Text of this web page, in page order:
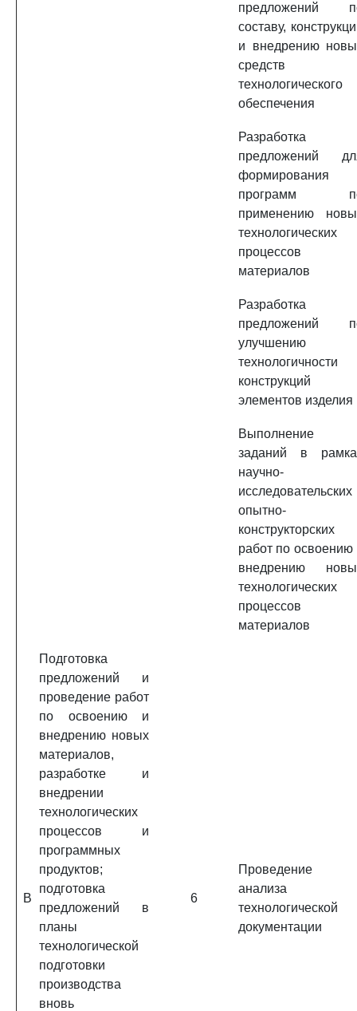
предложений
составу,
и внедрению
средств
технологического
обеспечения
Разработка
предложений
формирования
программ
применению
технологических
процессов
материалов
Разработка
предложений
улучшению
технологичности
конструкций
элементов изделия
Выполнение
заданий в
научно-
исследовательских
опытно-
конструкторских
работ по освоению
внедрению
технологических
процессов
материалов
B
Подготовка
предложений и
проведение работ
по освоению и
внедрению новых
материалов,
разработке и
внедрении
технологических
процессов и
программных
продуктов;
подготовка
предложений в
планы
технологической
подготовки
производства
вновь
6
Проведение
анализа
технологической
документации